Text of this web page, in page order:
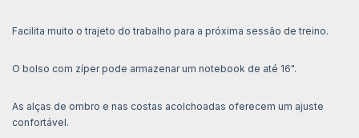
Facilita muito o trajeto do trabalho para a próxima sessão de treino.
O bolso com zíper pode armazenar um notebook de até 16".
As alças de ombro e nas costas acolchoadas oferecem um ajuste
confortável.